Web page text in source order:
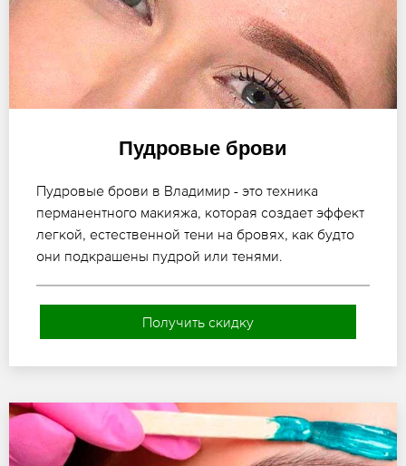
Пудровые брови
Пудровые брови в Владимир - это техника
перманентного макияжа, которая создает эффект
легкой, естественной тени на бровях, как будто
они подкрашены пудрой или тенями.
Получить скидку